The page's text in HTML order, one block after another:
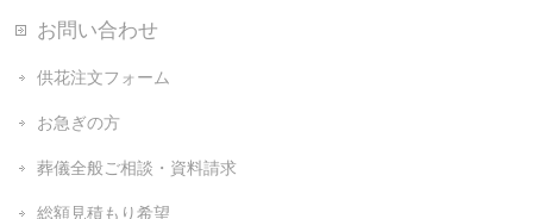
お問い合わせ
供花注文フォーム
お急ぎの方
葬儀全般ご相談・資料請求
総額見積もり希望